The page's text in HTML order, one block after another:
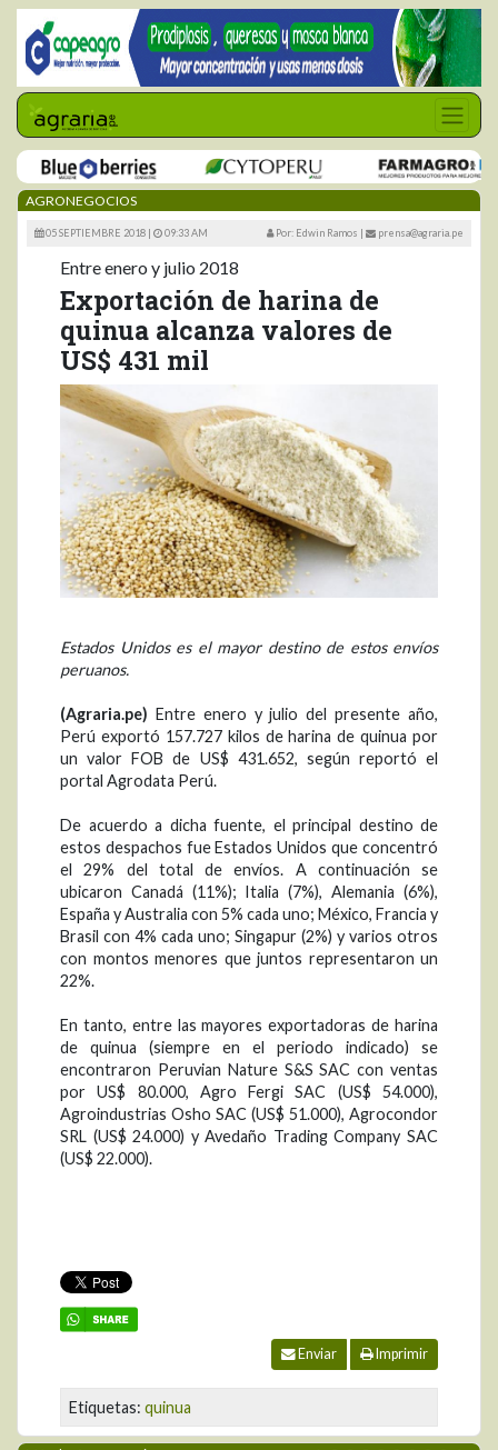
AGRONEGOCIOS
05 SEPTIEMBRE 2018 | 09:33 AM Por: Edwin Ramos | prensa@agraria.pe
Entre enero y julio 2018
Exportación de harina de
quinua alcanza valores de
US$ 431 mil
Estados Unidos es el mayor destino de estos envíos
peruanos.
(Agraria.pe) Entre enero y julio del presente año,
Perú exportó 157.727 kilos de harina de quinua por
un valor FOB de US$ 431.652, según reportó el
portal Agrodata Perú.
De acuerdo a dicha fuente, el principal destino de
estos despachos fue Estados Unidos que concentró
el 29% del total de envíos. A continuación se
ubicaron Canadá (11%); Italia (7%), Alemania (6%),
España y Australia con 5% cada uno; México, Francia y
Brasil con 4% cada uno; Singapur (2%) y varios otros
con montos menores que juntos representaron un
22%.
En tanto, entre las mayores exportadoras de harina
de quinua (siempre en el periodo indicado) se
encontraron Peruvian Nature S&S SAC con ventas
por US$ 80.000, Agro Fergi SAC (US$ 54.000),
Agroindustrias Osho SAC (US$ 51.000), Agrocondor
SRL (US$ 24.000) y Avedaño Trading Company SAC
(US$ 22.000).
Enviar Imprimir
Etiquetas: quinua